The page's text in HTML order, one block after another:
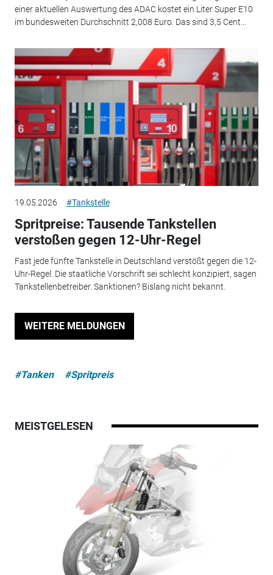
einer aktuellen Auswertung des ADAC kostet ein Liter Super E10
im bundesweiten Durchschnitt 2,008 Euro. Das sind 3,5 Cent...
19.05.2026 #Tankstelle
Spritpreise: Tausende Tankstellen
verstoßen gegen 12-Uhr-Regel
Fast jede fünfte Tankstelle in Deutschland verstößt gegen die 12-
Uhr-Regel. Die staatliche Vorschrift sei schlecht konzipiert, sagen
Tankstellenbetreiber. Sanktionen? Bislang nicht bekannt.
WEITERE MELDUNGEN
#Tanken #Spritpreis
MEISTGELESEN